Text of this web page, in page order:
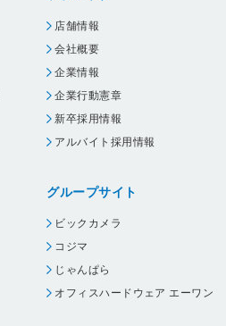
店舗情報
会社概要
企業情報
企業行動憲章
新卒採用情報
アルバイト採用情報
グループサイト
ビックカメラ
コジマ
じゃんぱら
オフィスハードウェア エーワン